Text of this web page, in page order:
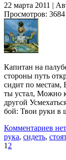
22 марта 2011 |
Просмотров: 3684
Капитан на
стороны путь
сидит по местам,
ты устал, Можно
другой
бой: Твои руки в
Комментариев нет
рука, сидеть,
1 2